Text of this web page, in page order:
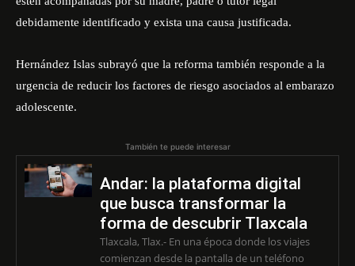
debidamente identificado y exista una causa justificada.
Hernández Islas subrayó que la reforma también responde a la
urgencia de reducir los factores de riesgo asociados al embarazo
adolescente.
También te puede interesar
Andar: la plataforma digital
que busca transformar la
forma de descubrir Tlaxcala
Tlaxcala, Tlax.- En una época donde los viajes
comienzan desde la pantalla de un teléfono